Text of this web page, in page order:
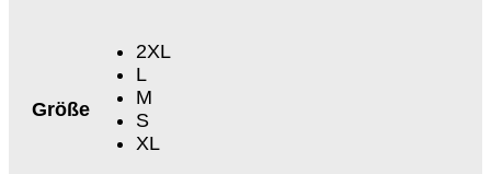
Größe
2XL
L
M
S
XL